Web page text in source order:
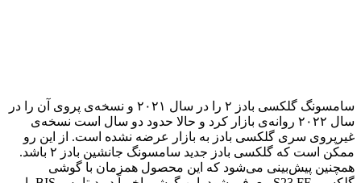
سامسونگ گلکسی بادز ۲ را در سال ۲۰۲۱ و نسخه‌ی پروی آن را در
سال ۲۰۲۲ روانه‌ی بازار کرد و حالا حدود دو سال است نسخه‌ی
غیرپروی سری گلکسی بادز به بازار عرضه نشده است. از این رو
ممکن است که گلکسی بادز جدید سامسونگ جانشین بادز ۲ باشد.
همچنین پیش‌بینی‌ می‌شود که این محصول همزمان با گوشی